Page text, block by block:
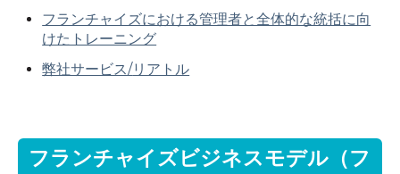
フランチャイズにおける管理者と全体的な統括に向
けたトレーニング
弊社サービス/リアトル
フランチャイズビジネスモデル（フ